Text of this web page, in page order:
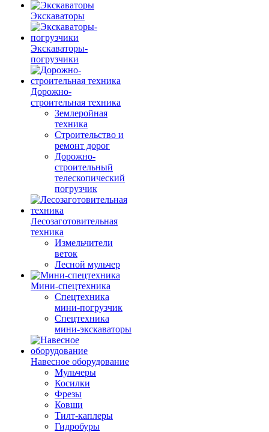
Экскаваторы
Экскаваторы-
погрузчики
Дорожно-
строительная техника
Землеройная
техника
Строительство и
ремонт дорог
Дорожно-
строительный
телескопический
погрузчик
Лесозаготовительная
техника
Измельчители
веток
Лесной мульчер
Мини-спецтехника
Спецтехника
мини-погрузчик
Спецтехника
мини-экскаваторы
Навесное оборудование
Мульчеры
Косилки
Фрезы
Ковши
Тилт-каплеры
Гидробуры